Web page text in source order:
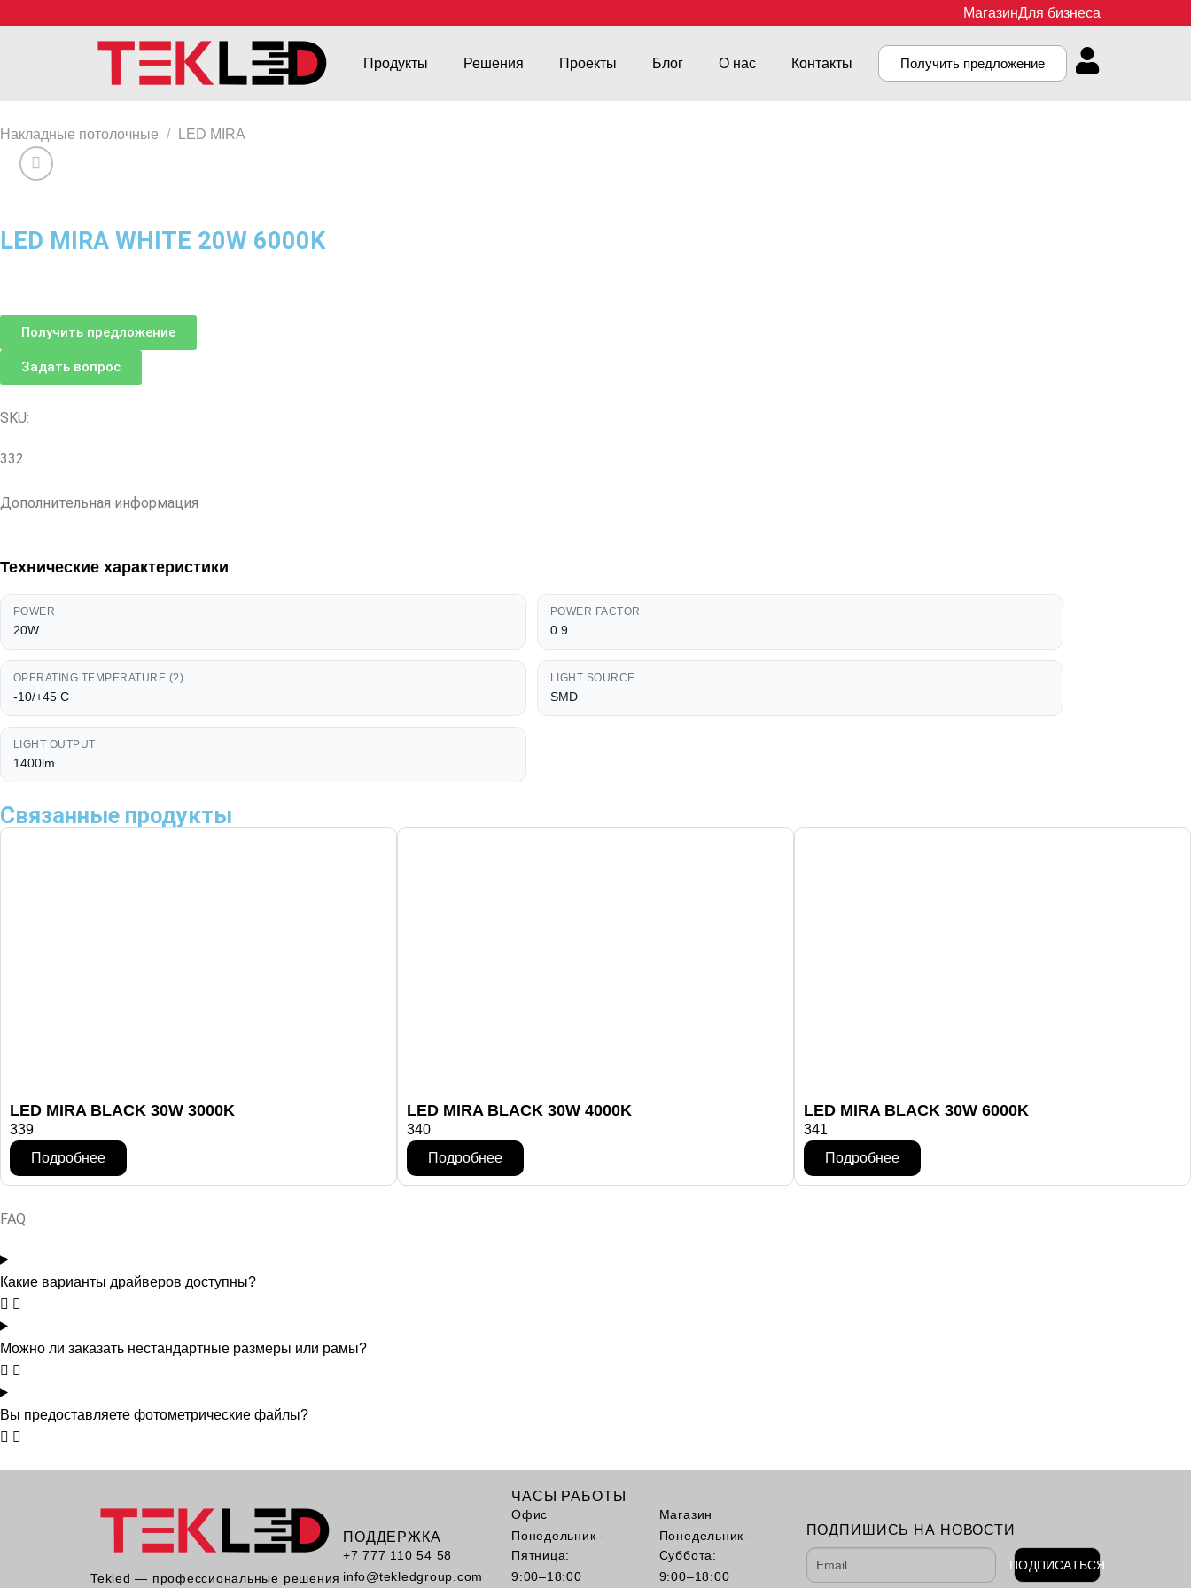
МагазинДля бизнеса
Продукты Решения Проекты Блог О нас Контакты Получить предложение
Накладные потолочные / LED MIRA
LED MIRA WHITE 20W 6000K
Получить предложение
Задать вопрос
SKU:
332
Дополнительная информация
Технические характеристики
POWER
20W
POWER FACTOR
0.9
OPERATING TEMPERATURE (?)
-10/+45 C
LIGHT SOURCE
SMD
LIGHT OUTPUT
1400lm
Связанные продукты
LED MIRA BLACK 30W 3000K
339
Подробнее
LED MIRA BLACK 30W 4000K
340
Подробнее
LED MIRA BLACK 30W 6000K
341
Подробнее
FAQ
Какие варианты драйверов доступны?
Можно ли заказать нестандартные размеры или рамы?
Вы предоставляете фотометрические файлы?
Tekled — профессиональные решения
ПОДДЕРЖКА
+7 777 110 54 58
info@tekledgroup.com
ЧАСЫ РАБОТЫ
Офис
Понедельник -
Пятница:
9:00–18:00
Магазин
Понедельник -
Суббота:
9:00–18:00
ПОДПИШИСЬ НА НОВОСТИ
ПОДПИСАТЬСЯ